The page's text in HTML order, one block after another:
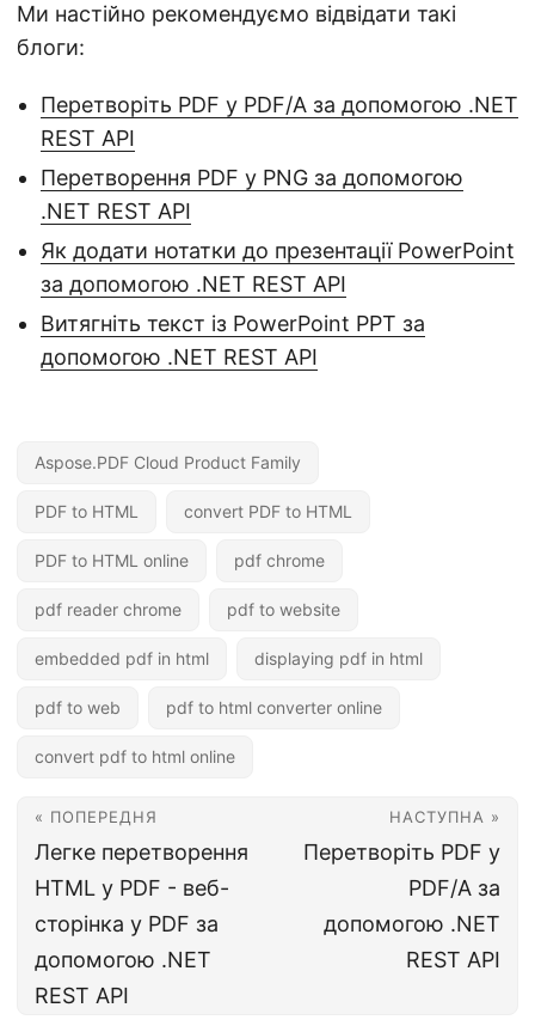
Ми настійно рекомендуємо відвідати такі
блоги:
Перетворіть PDF у PDF/A за допомогою .NET
REST API
Перетворення PDF у PNG за допомогою
.NET REST API
Як додати нотатки до презентації PowerPoint
за допомогою .NET REST API
Витягніть текст із PowerPoint PPT за
допомогою .NET REST API
Aspose.PDF Cloud Product Family
PDF to HTML convert PDF to HTML
PDF to HTML online pdf chrome
pdf reader chrome pdf to website
embedded pdf in html displaying pdf in html
pdf to web pdf to html converter online
convert pdf to html online
« ПОПЕРЕДНЯ
Легке перетворення
HTML у PDF - веб-
сторінка у PDF за
допомогою .NET
REST API
НАСТУПНА »
Перетворіть PDF у
PDF/A за
допомогою .NET
REST API